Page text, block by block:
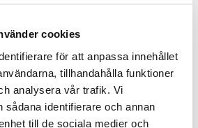
cookies
för att anpassa innehållet
tillhandahålla funktioner
analysera vår trafik. Vi
sådana identifierare och annan
till de sociala medier och